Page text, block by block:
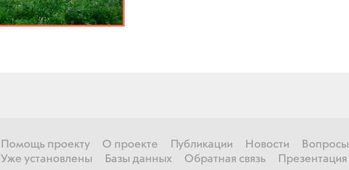
Помощь проекту О проекте Публикации Новости
Вопросы
Уже установлены
Базы данных Обратная связь Презентация